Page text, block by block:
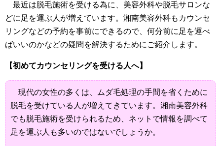
最近は脱毛施術を受ける為に、美容外科や脱毛サロンな
どに足を運ぶ人が増えています。湘南美容外科もカウンセ
リングなどの予約を事前にできるので、何分前に足を運べ
ばいいのかなどの疑問を解決するためにご紹介します。
【初めてカウンセリングを受ける人へ】
現代の女性の多くは、ムダ毛処理の手間を省くために
脱毛を受けている人が増えてきています。湘南美容外科
でも脱毛施術を受けられるため、ネットで情報を調べて
足を運ぶ人も多いのではないでしょうか。